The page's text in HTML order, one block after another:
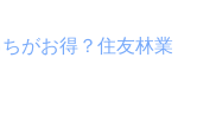
がお得？住友林業